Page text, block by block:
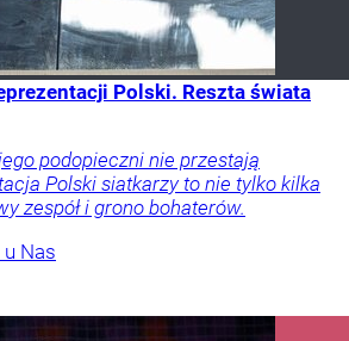
Polski. Reszta świata
podopieczni nie przestają
Polski siatkarzy to nie tylko kilka
zespół i grono bohaterów.
Nas